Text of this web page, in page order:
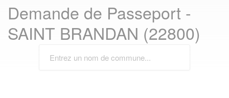
Demande de Passeport -
SAINT BRANDAN (22800)